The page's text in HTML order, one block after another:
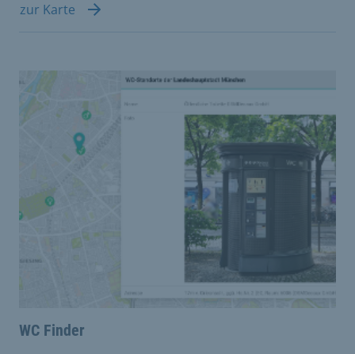
zur Karte
WC Finder